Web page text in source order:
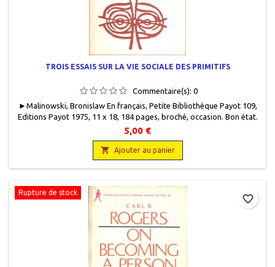
TROIS ESSAIS SUR LA VIE SOCIALE DES PRIMITIFS
Commentaire(s): 0
► Malinowski, Bronislaw En français, Petite Bibliothèque Payot 109,
Editions Payot 1975, 11 x 18, 184 pages, broché, occasion. Bon état.
Couverture défraîchie. Papier intérieur légèrement jauni.137 g.
5,00 €
 Ajouter au panier
Rupture de stock
favorite_border